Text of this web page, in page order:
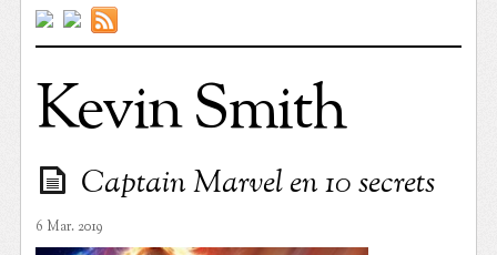
Kevin Smith
Captain Marvel en 10 secrets
6 Mar. 2019